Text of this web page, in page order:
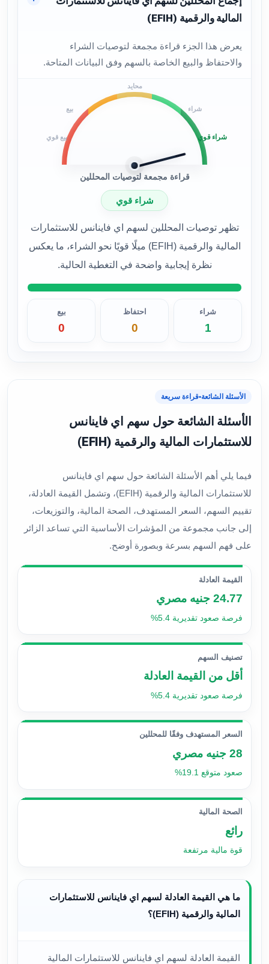
المالية والرقمية (EFIH)
يعرض هذا الجزء قراءة مجمعة لتوصيات الشراء
والاحتفاظ والبيع الخاصة بالسهم وفق البيانات المتاحة.
بيع قوي
بيع
محايد
شراء
شراء قوي
قراءة مجمعة لتوصيات المحللين
شراء قوي
تظهر توصيات المحللين لسهم اي فاينانس للاستثمارات
المالية والرقمية (EFIH) ميلًا قويًا نحو الشراء، ما يعكس
نظرة إيجابية واضحة في التغطية الحالية.
شراء
1
احتفاظ
0
بيع
0
الأسئلة الشائعة•قراءة سريعة
الأسئلة الشائعة حول سهم اي فاينانس
للاستثمارات المالية والرقمية (EFIH)
فيما يلي أهم الأسئلة الشائعة حول سهم اي فاينانس
للاستثمارات المالية والرقمية (EFIH)، وتشمل القيمة العادلة،
تقييم السهم، السعر المستهدف، الصحة المالية، والتوزيعات،
إلى جانب مجموعة من المؤشرات الأساسية التي تساعد الزائر
على فهم السهم بسرعة وبصورة أوضح.
القيمة العادلة
24.77 جنيه مصري
فرصة صعود تقديرية 5.4%
تصنيف السهم
أقل من القيمة العادلة
فرصة صعود تقديرية 5.4%
السعر المستهدف وفقًا للمحللين
28 جنيه مصري
صعود متوقع 19.1%
الصحة المالية
رائع
قوة مالية مرتفعة
ما هي القيمة العادلة لسهم اي فاينانس للاستثمارات
المالية والرقمية (EFIH)؟
القيمة العادلة لسهم اي فاينانس للاستثمارات المالية